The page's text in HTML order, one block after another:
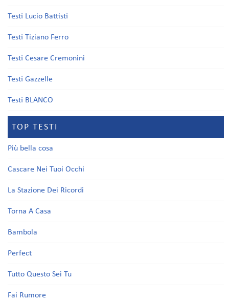
Testi Lucio Battisti
Testi Tiziano Ferro
Testi Cesare Cremonini
Testi Gazzelle
Testi BLANCO
TOP TESTI
Più bella cosa
Cascare Nei Tuoi Occhi
La Stazione Dei Ricordi
Torna A Casa
Bambola
Perfect
Tutto Questo Sei Tu
Fai Rumore